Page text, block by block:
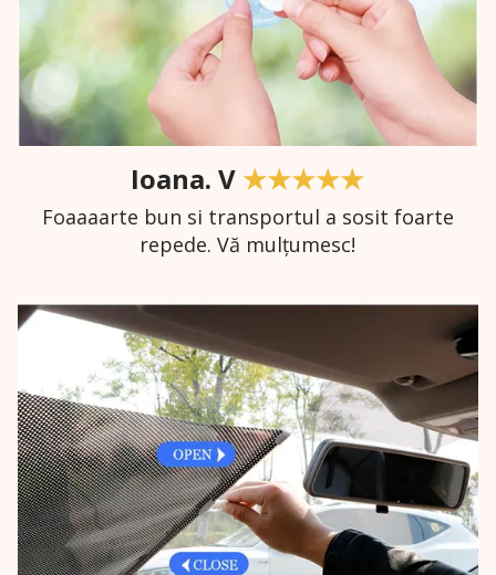
Ioana. V ★★★★★
Foaaaarte bun si transportul a sosit foarte
repede. Vă mulțumesc!